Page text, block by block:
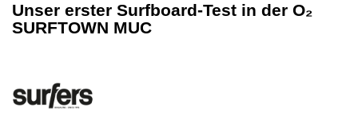
Unser erster Surfboard-Test in der O₂
SURFTOWN MUC